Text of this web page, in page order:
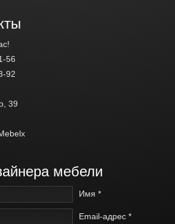
56
92
39
мебели
Имя *
Email-адрес *